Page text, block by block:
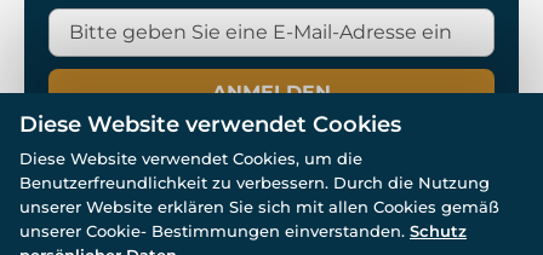
ANMELDEN
© Alle Rechte vorbehalten. www.wulflund.de 2007-2026.
Diese Website verwendet Cookies
Diese Website verwendet Cookies, um die
Benutzerfreundlichkeit zu verbessern. Durch die Nutzung
unserer Website erklären Sie sich mit allen Cookies gemäß
unserer Cookie- Bestimmungen einverstanden. Schutz